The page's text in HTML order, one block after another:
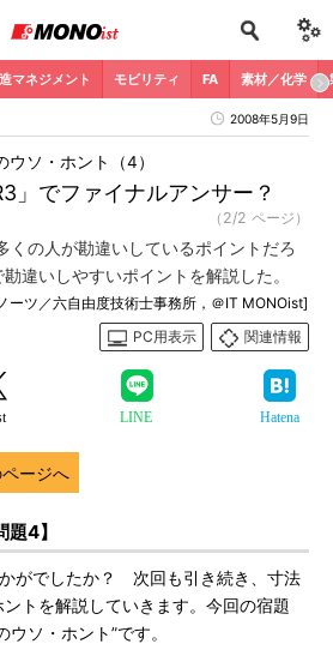
マネジメント モビリティ FA 素材／化学
2008年5月9日
」でファイナルアンサー？
ソ・ホント（4）
（2/2 ページ）
くの人が勘違いしているポイントだろ
違いしやすいポイントを解説した。
ツ／六自由度技術士事務所，＠IT MONOist]
PC用表示
関連情報
LINE Hatena
ージへ
4】
がでしたか？ 次回も引き続き、寸法
トを解説していきます。今回の宿題
ソ・ホント”です。